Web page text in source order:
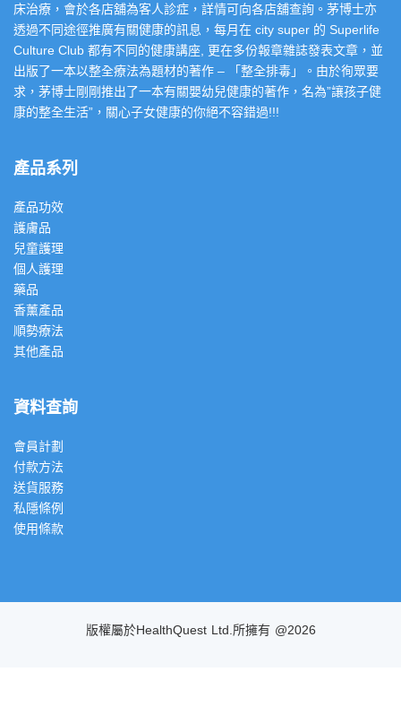
床治療，會於各店舖為客人診症，詳情可向各店舖查詢。茅博士亦
透過不同途徑推廣有關健康的訊息，每月在 city super 的 Superlife
Culture Club 都有不同的健康講座, 更在多份報章雜誌發表文章，並
出版了一本以整全療法為題材的著作 – 「整全排毒」。由於徇眾要
求，茅博士剛剛推出了一本有關嬰幼兒健康的著作，名為”讓孩子健
康的整全生活”，關心子女健康的你絕不容錯過!!!
產品系列
產品功效
護膚品
兒童護理
個人護理
藥品
香薰產品
順勢療法
其他產品
資料查詢
會員計劃
付款方法
送貨服務
私隱條例
使用條款
版權屬於HealthQuest Ltd.所擁有 @2026